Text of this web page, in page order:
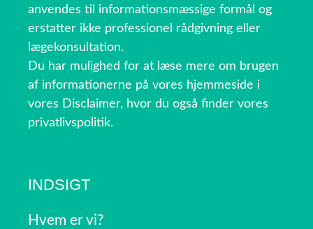
anvendes til informationsmæssige formål og
erstatter ikke professionel rådgivning eller
lægekonsultation.
Du har mulighed for at læse mere om brugen
af informationerne på vores hjemmeside i
vores Disclaimer, hvor du også finder vores
privatlivspolitik.
INDSIGT
Hvem er vi?